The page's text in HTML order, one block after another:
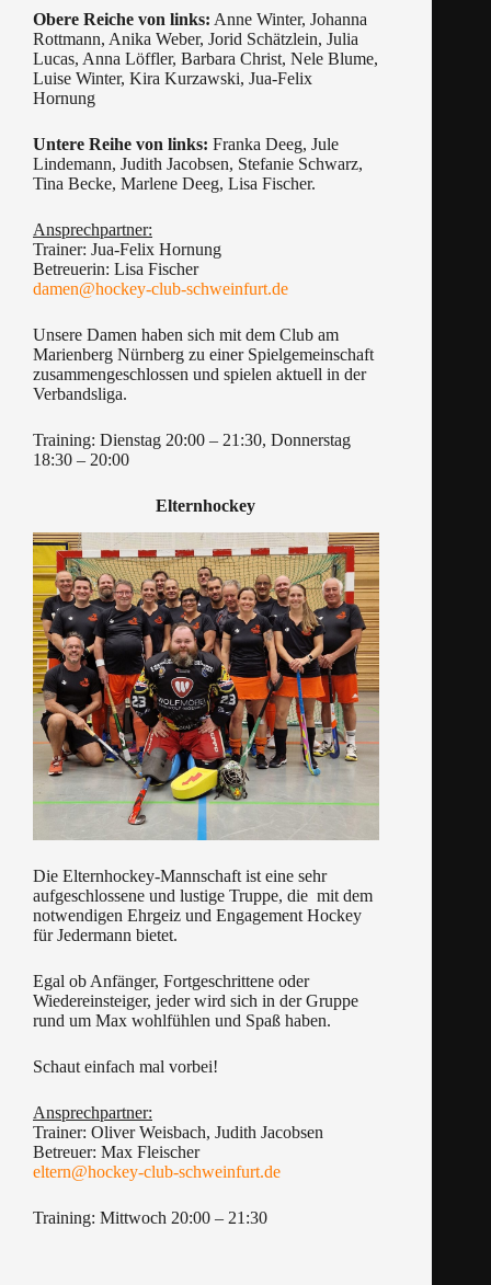
Obere Reiche von links: Anne Winter, Johanna
Rottmann, Anika Weber, Jorid Schätzlein, Julia
Lucas, Anna Löffler, Barbara Christ, Nele Blume,
Luise Winter, Kira Kurzawski, Jua-Felix
Hornung
Untere Reihe von links: Franka Deeg, Jule
Lindemann, Judith Jacobsen, Stefanie Schwarz,
Tina Becke, Marlene Deeg, Lisa Fischer.
Ansprechpartner:
Trainer: Jua-Felix Hornung
Betreuerin: Lisa Fischer
damen@hockey-club-schweinfurt.de
Unsere Damen haben sich mit dem Club am
Marienberg Nürnberg zu einer Spielgemeinschaft
zusammengeschlossen und spielen aktuell in der
Verbandsliga.
Training: Dienstag 20:00 – 21:30, Donnerstag
18:30 – 20:00
Elternhockey
Die Elternhockey-Mannschaft ist eine sehr
aufgeschlossene und lustige Truppe, die mit dem
notwendigen Ehrgeiz und Engagement Hockey
für Jedermann bietet.
Egal ob Anfänger, Fortgeschrittene oder
Wiedereinsteiger, jeder wird sich in der Gruppe
rund um Max wohlfühlen und Spaß haben.
Schaut einfach mal vorbei!
Ansprechpartner:
Trainer: Oliver Weisbach, Judith Jacobsen
Betreuer: Max Fleischer
eltern@hockey-club-schweinfurt.de
Training: Mittwoch 20:00 – 21:30